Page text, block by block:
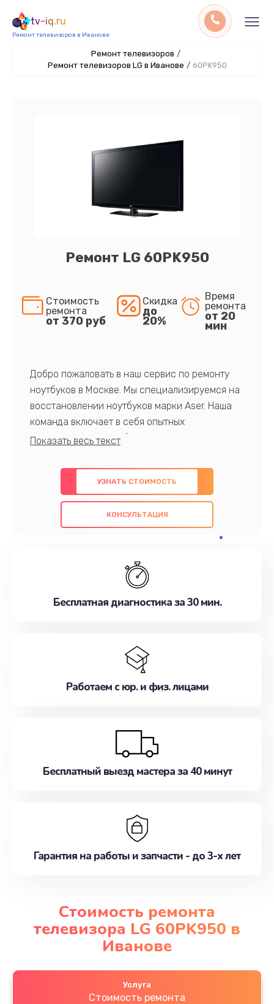
tv-iq.ru
Ремонт телевизоров в Иванове
Ремонт телевизоров /
Ремонт телевизоров LG в Иванове / 60PK950
Ремонт LG 60PK950
Стоимость
ремонта
от 370 руб
Скидка
до
20%
Время
ремонта
от 20
мин
Добро пожаловать в наш сервис по ремонту
ноутбуков в Москве. Мы специализируемся на
восстановлении ноутбуков марки Aser. Наша
команда включает в себя опытных
профессионалов с обширными знаниями и
предлагаем быстрый и качественный ремонт с
использованием оригинальных компонентов, а
также гарантируем качество всех
проведенных работ. Наша цель - предоставить
наилучшим образом. Не медлите записаться на
УЗНАТЬ СТОИМОСТЬ
КОНСУЛЬТАЦИЯ
Бесплатная диагностика за 30 мин.
Работаем с юр. и физ. лицами
Бесплатный выезд мастера за 40 минут
Гарантия на работы и запчасти - до 3-х лет
Стоимость ремонта
телевизора LG 60PK950 в
Иванове
Услуга
Стоимость ремонта